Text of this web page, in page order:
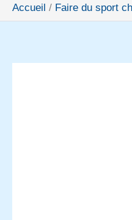
Accueil Faire du sport